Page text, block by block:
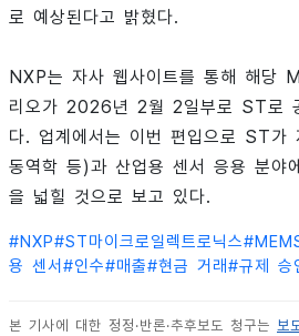
로 예상된다고 밝혔다.
NXP는 자사 웹사이트를 통해 해당
리오가 2026년 2월 2일부로 ST로
다. 업계에서는 이번 편입으로 ST가
동역학 등)과 산업용 센서 응용 분야
을 넓힐 것으로 보고 있다.
#NXP#ST마이크로일렉트로닉스#
용 센서 #인수#매출#현금 거래#규제 승
본 기사에 대한 정정·반론·추후보도 청구는 보